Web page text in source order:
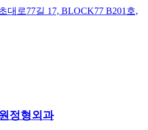
대로77길 17, BLOCK77 B201호,
정형외과